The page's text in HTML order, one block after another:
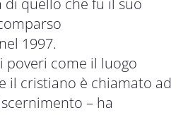
di quello che fu il suo
1997.
poveri come il luogo
il cristiano è chiamato ad
– ha